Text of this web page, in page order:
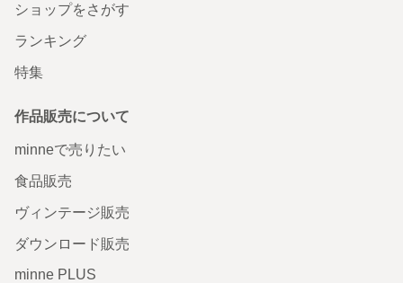
ショップをさがす
ランキング
特集
作品販売について
minneで売りたい
食品販売
ヴィンテージ販売
ダウンロード販売
minne PLUS